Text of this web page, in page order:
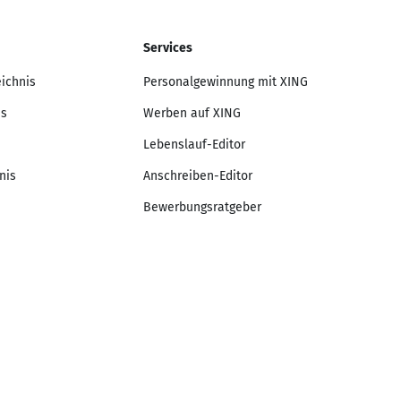
Services
Personalgewinnung mit XING
Werben auf XING
Lebenslauf-Editor
Anschreiben-Editor
Bewerbungsratgeber